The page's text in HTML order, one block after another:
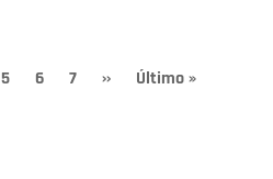
Page
5 Page
6 Page
7
Siguiente
››
Última
Último »